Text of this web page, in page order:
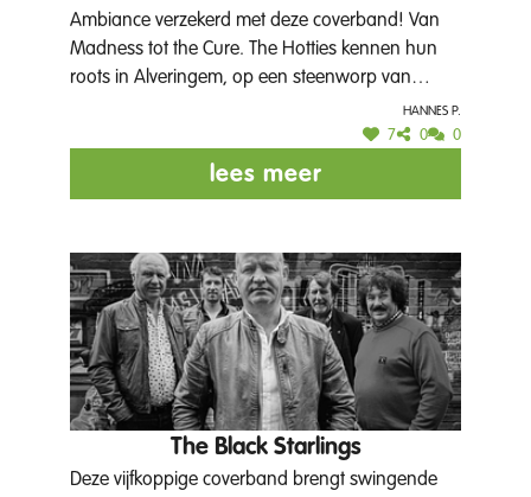
Ambiance verzekerd met deze coverband! Van
Madness tot the Cure. The Hotties kennen hun
roots in Alveringem, op een steenworp van
Hannes P.
7 0 0
lees meer
The Black Starlings
Deze vijfkoppige coverband brengt swingende